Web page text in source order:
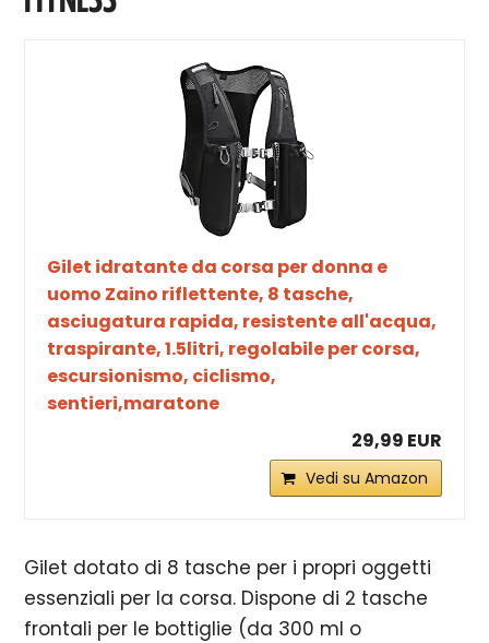
Gilet idratante da corsa per donna e
uomo Zaino riflettente, 8 tasche,
asciugatura rapida, resistente all'acqua,
traspirante, 1.5litri, regolabile per corsa,
escursionismo, ciclismo,
sentieri,maratone
29,99 EUR
Vedi su Amazon
Gilet dotato di 8 tasche per i propri oggetti
essenziali per la corsa. Dispone di 2 tasche
frontali per le bottiglie (da 300 ml o